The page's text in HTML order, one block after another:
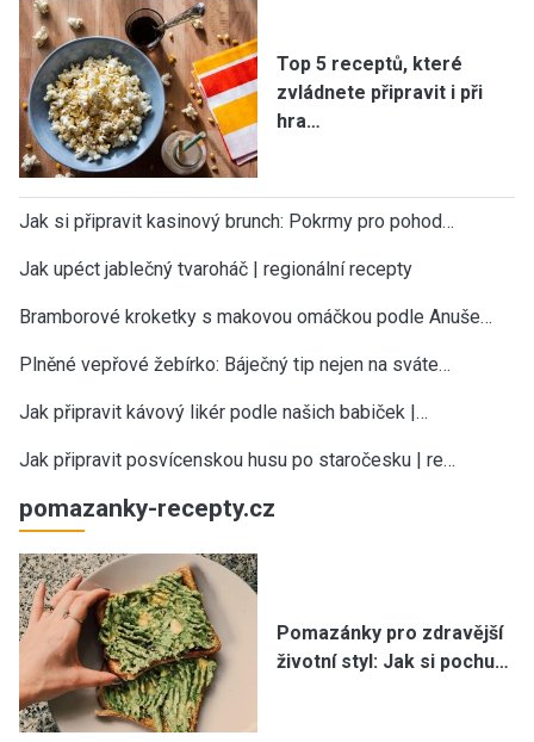
Top 5 receptů, které
zvládnete připravit i při
hra…
Jak si připravit kasinový brunch: Pokrmy pro pohod…
Jak upéct jablečný tvaroháč | regionální recepty
Bramborové kroketky s makovou omáčkou podle Anuše…
Plněné vepřové žebírko: Báječný tip nejen na sváte…
Jak připravit kávový likér podle našich babiček |…
Jak připravit posvícenskou husu po staročesku | re…
pomazanky-recepty.cz
Pomazánky pro zdravější
životní styl: Jak si pochu…